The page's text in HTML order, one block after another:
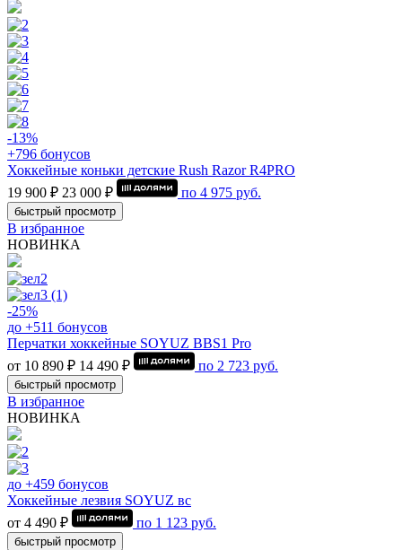
-13%
+796 бонусов
Хоккейные коньки детские Rush Razor R4PRO
19 900 ₽ 23 000 ₽ по 4 975 руб.
быстрый просмотр
В избранное
НОВИНКА
-25%
до +511 бонусов
Перчатки хоккейные SOYUZ BBS1 Pro
от 10 890 ₽ 14 490 ₽ по 2 723 руб.
быстрый просмотр
В избранное
НОВИНКА
до +459 бонусов
Хоккейные лезвия SOYUZ вс
от 4 490 ₽
по 1 123 руб.
быстрый просмотр